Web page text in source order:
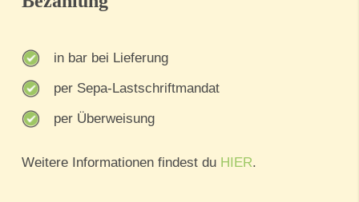
in bar bei Lieferung
per Sepa-Lastschriftmandat
per Überweisung
Weitere Informationen findest du HIER.